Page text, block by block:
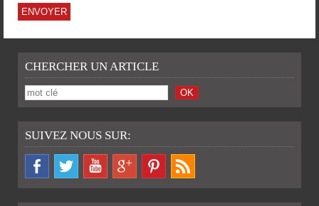
CHERCHER UN ARTICLE
SUIVEZ NOUS SUR: